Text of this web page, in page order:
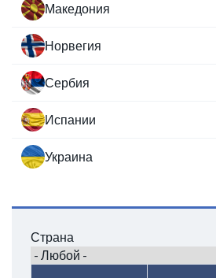
Македония
Норвегия
Сербия
Испании
Украина
Страна